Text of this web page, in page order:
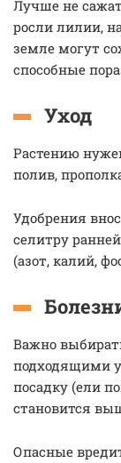
Лучше не
росли лилии,
земле могут
способные
Уход
Растению
полив,
Удобрения
селитру
(азот, калий,
Важно
подходящими
посадку (ели
становится
Опасные